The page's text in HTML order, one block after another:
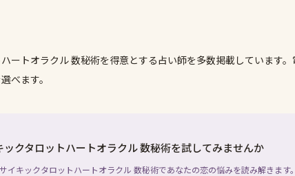
ートオラクル 数秘術を得意とする占い師を多数掲載しています
べます。
ックタロットハートオラクル 数秘術を試してみませんか
イキックタロットハートオラクル 数秘術であなたの恋の悩みを読み解きます